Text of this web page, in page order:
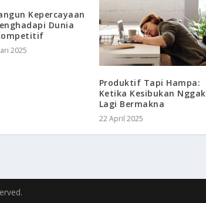
Kepercayaan
Dunia
2025
Produktif Tapi Hampa:
Ketika Kesibukan Nggak
Lagi Bermakna
22 April 2025